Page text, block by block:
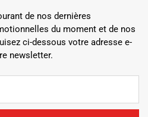
de nos dernières
du moment et de nos
ci-dessous votre adresse e-
newsletter.